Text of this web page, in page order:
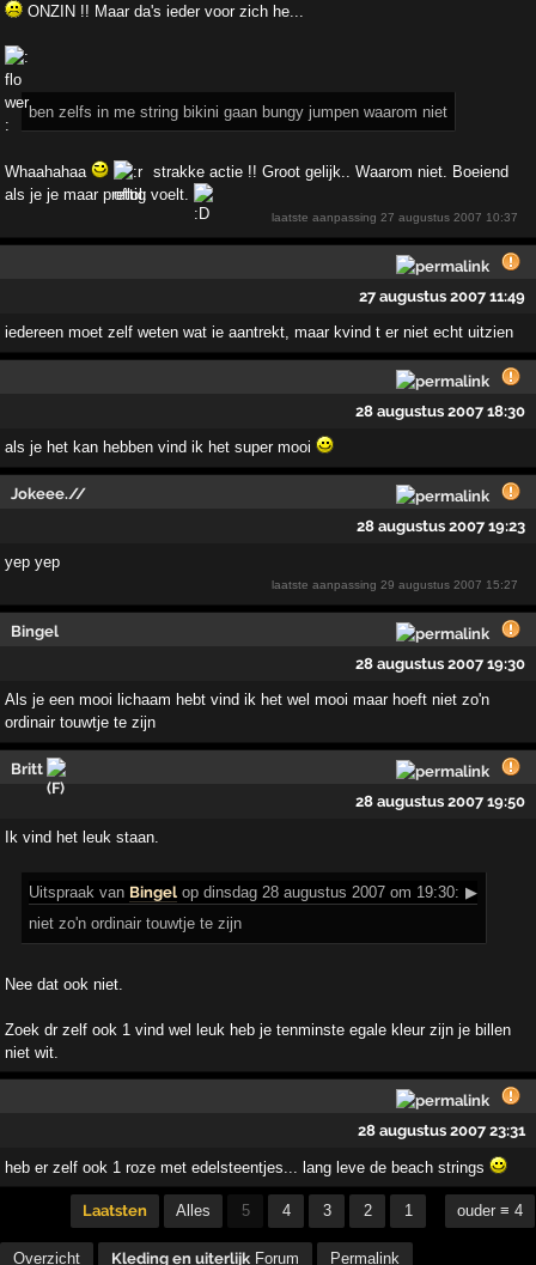
ONZIN !! Maar da's ieder voor zich he...
ben zelfs in me string bikini gaan bungy jumpen waarom niet
Whaahahaa
strakke actie !! Groot gelijk.. Waarom niet. Boeiend
als je je maar prettig voelt.
laatste aanpassing27 augustus 2007 10:37
27 augustus 2007 11:49
iedereen moet zelf weten wat ie aantrekt, maar kvind t er niet echt uitzien
28 augustus 2007 18:30
als je het kan hebben vind ik het super mooi
Jokeee.//
28 augustus 2007 19:23
yep yep
laatste aanpassing29 augustus 2007 15:27
Bingel
28 augustus 2007 19:30
Als je een mooi lichaam hebt vind ik het wel mooi maar hoeft niet zo'n
ordinair touwtje te zijn
Britt
28 augustus 2007 19:50
Ik vind het leuk staan.
Uitspraak van Bingel op dinsdag 28 augustus 2007 om 19:30: ▶
niet zo'n ordinair touwtje te zijn
Nee dat ook niet.
Zoek dr zelf ook 1 vind wel leuk heb je tenminste egale kleur zijn je billen
niet wit.
28 augustus 2007 23:31
heb er zelf ook 1 roze met edelsteentjes... lang leve de beach strings
Laatsten Alles 5 4 3 2 1 ouder ≡ 4
Overzicht Kleding en uiterlijk Forum Permalink